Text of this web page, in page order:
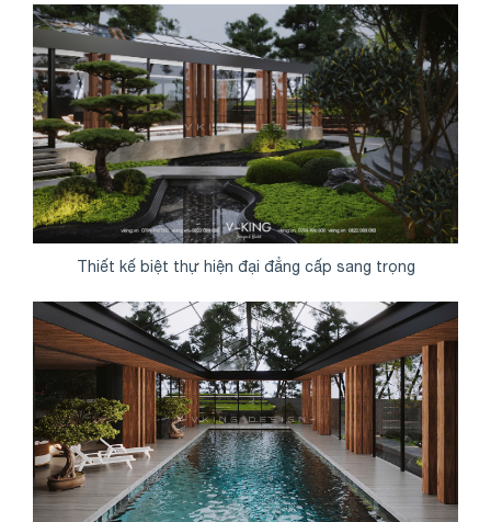
Thiết kế biệt thự hiện đại đẳng cấp sang trọng